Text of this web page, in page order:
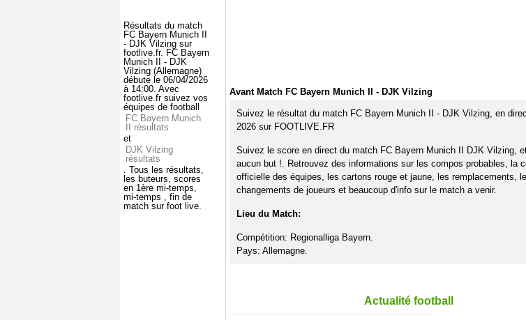
Résultats du match
FC Bayern Munich II
- DJK Vilzing sur
footlive.fr. FC Bayern
Munich II - DJK
Vilzing (Allemagne)
débute le 06/04/2026
à 14:00. Avec
footlive.fr suivez vos
équipes de football
FC Bayern Munich
II résultats
et
DJK Vilzing
résultats
. Tous les résultats,
les buteurs, scores
en 1ère mi-temps,
mi-temps , fin de
match sur foot live.
Avant Match FC Bayern Munich II - DJK Vilzing
Suivez le résultat du match FC Bayern Munich II - DJK Vilzing, en
2026 sur FOOTLIVE.FR
Suivez le score en direct du match FC Bayern Munich II DJK Vilzing,
aucun but !. Retrouvez des informations sur les compos probables, la
officielle des équipes, les cartons rouge et jaune, les remplacements,
changements de joueurs et beaucoup d'info sur le match a venir.
Lieu du Match:
Compétition: Regionalliga Bayern.
Pays: Allemagne.
Actualité football